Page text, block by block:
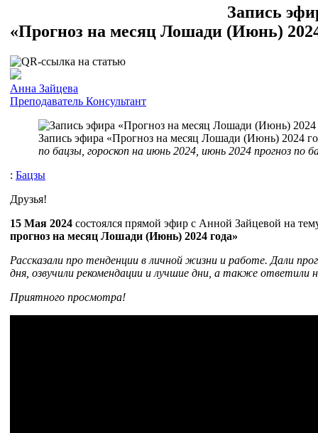
Запись
«Прогноз на месяц Лошади (Июнь)
Анна Зайцева
Преподаватель Консультант
Запись эфира «Прогноз на месяц Лошади (Июнь) 2024
по бацзы, гороскоп на июнь 2024, июнь 2024 прогноз по
: Бацзы
Друзья!
15 Мая 2024 состоялся прямой эфир с Анной Зайцевой на
прогноз на месяц Лошади (Июнь) 2024 года»
Рассказали про тенденции в личной жизни и работе. Дали
дня, озвучили рекомендации и лучшие дни, а также ответили
Приятного просмотра!